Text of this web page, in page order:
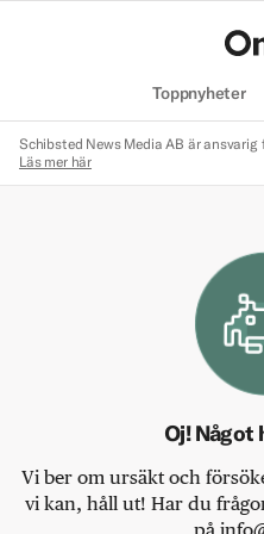
Toppnyheter
Schibsted News Media AB är
Läs mer här
Oj! Något
Vi ber om ursäkt och
vi kan, håll ut! Har du